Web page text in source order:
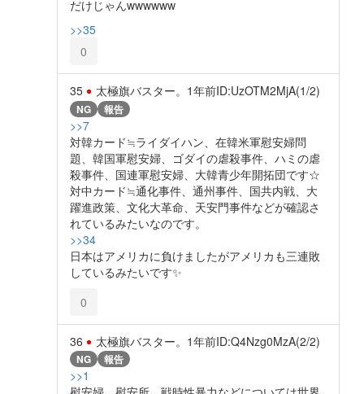
だけじゃんwwwwww
>>35
0
35 太極旗バスター。 1年前ID:UzOTM2MjA(1/2)
NG 報告
>>7
対韓カード≒ライダイハン、在韓米軍慰安婦問
題、韓国軍慰安婦、ゴダイの虐殺事件、ハミの虐
殺事件、国連軍慰安婦、大韓青少年開拓団です☆
対中カード≒通化事件、通州事件、国共内戦、大
躍進政策、文化大革命、天安門事件などが確認さ
れているみたいなのです。
>>34
日本はアメリカに負けましたがアメリカも三連敗
しているみたいです✨️
0
36 太極旗バスター。 1年前ID:Q4Nzg0MzA(2/2)
NG 報告
>>1